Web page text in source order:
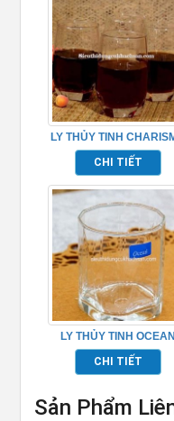
LY THỦY TINH
HI BALL
CHI TIẾT
LY THỦY TINH OCEAN
PYRAMID TP_B02309
CHI TIẾT
Sản Phẩm